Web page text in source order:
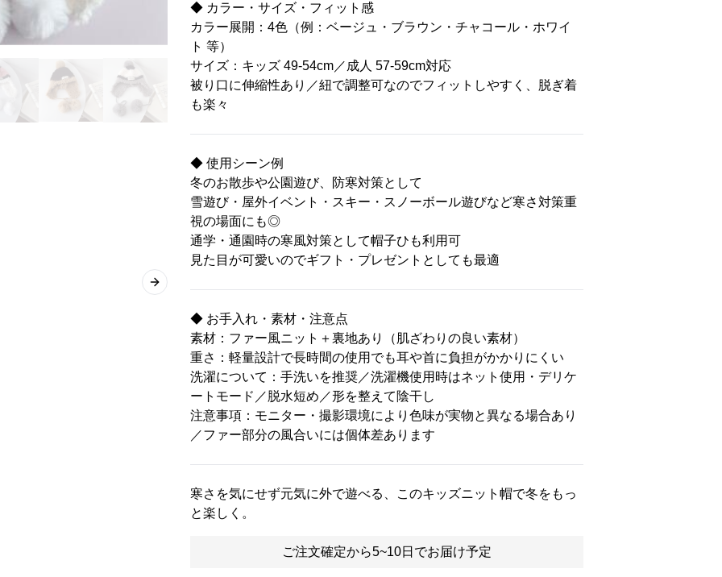
Next slide
◆ カラー・サイズ・フィット感
カラー展開：4色（例：ベージュ・ブラウン・チャコール・ホワイ
ト 等）
サイズ：キッズ 49-54cm／成人 57-59cm対応
被り口に伸縮性あり／紐で調整可なのでフィットしやすく、脱ぎ着
も楽々
◆ 使用シーン例
冬のお散歩や公園遊び、防寒対策として
雪遊び・屋外イベント・スキー・スノーボール遊びなど寒さ対策重
視の場面にも◎
通学・通園時の寒風対策として帽子ひも利用可
見た目が可愛いのでギフト・プレゼントとしても最適
◆ お手入れ・素材・注意点
素材：ファー風ニット＋裏地あり（肌ざわりの良い素材）
重さ：軽量設計で長時間の使用でも耳や首に負担がかかりにくい
洗濯について：手洗いを推奨／洗濯機使用時はネット使用・デリケ
ートモード／脱水短め／形を整えて陰干し
注意事項：モニター・撮影環境により色味が実物と異なる場合あり
／ファー部分の風合いには個体差あります
寒さを気にせず元気に外で遊べる、このキッズニット帽で冬をもっ
と楽しく。
ご注文確定から5~10日でお届け予定